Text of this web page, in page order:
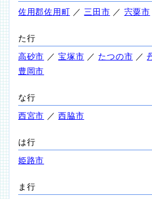
佐用郡佐用町 ／ 三田市 ／ 宍粟市
た行
高砂市 ／宝塚市 ／ たつの市 ／
豊岡市
な行
西宮市 ／西脇市
は行
姫路市
ま行